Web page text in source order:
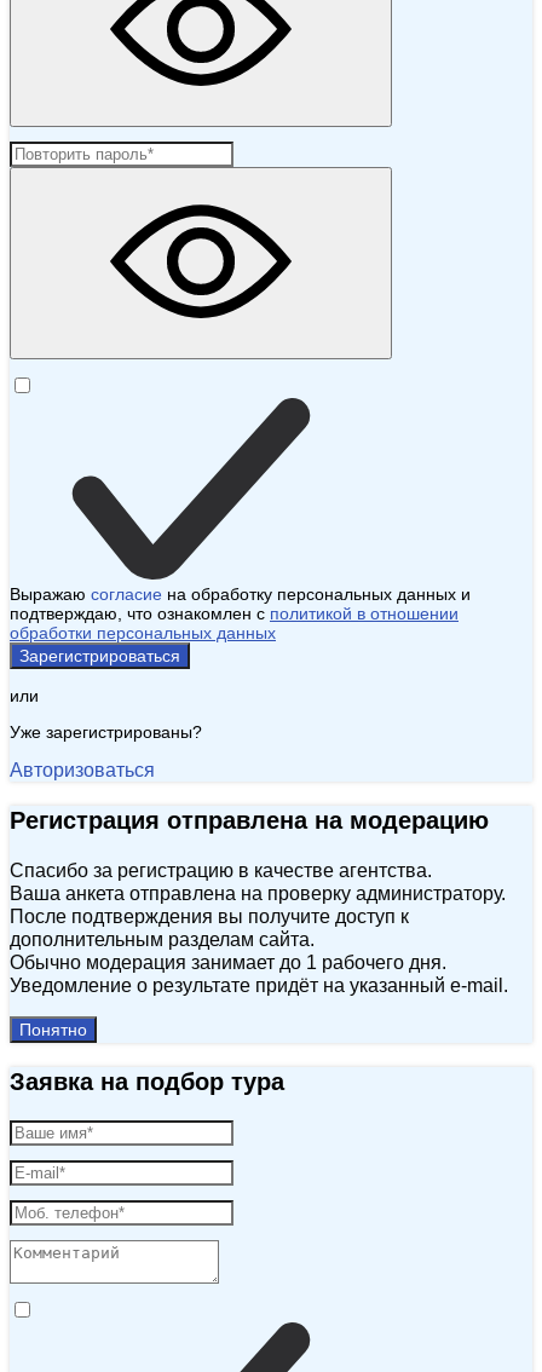
Выражаю согласие на обработку персональных данных и
подтверждаю, что ознакомлен с политикой в отношении
обработки персональных данных
Зарегистрироваться
или
Уже зарегистрированы?
Авторизоваться
Регистрация отправлена на модерацию
Спасибо за регистрацию в качестве агентства.
Ваша анкета отправлена на проверку администратору.
После подтверждения вы получите доступ к
дополнительным разделам сайта.
Обычно модерация занимает до 1 рабочего дня.
Уведомление о результате придёт на указанный e‑mail.
Понятно
Заявка на подбор тура